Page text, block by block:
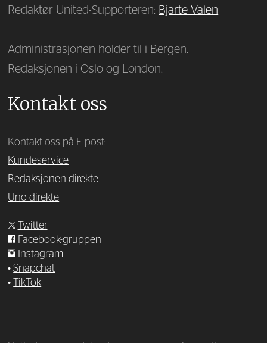
Redaktør United-Supporteren: Bjarte Valen
Administrasjonen holder til i Bergen.
Redaksjonen i Oslo og London.
Kontakt oss
Kontakt oss på E-post:
Kundeservice
Redaksjonen direkte
Uno direkte
Twitter
Facebook-gruppen
Instagram
•Snapchat
•
TikTok